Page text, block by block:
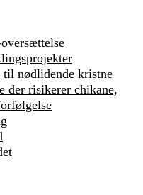
nødlidende kristne
risikerer chikane,